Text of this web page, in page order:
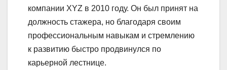
компании XYZ в 2010 году. Он был принят на
должность стажера, но благодаря своим
профессиональным навыкам и стремлению
к развитию быстро продвинулся по
карьерной лестнице.